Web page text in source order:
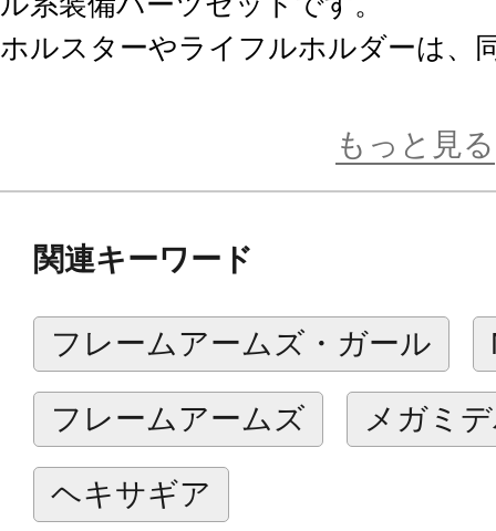
ホルスターやライフルホルダーは、
実弾系ウエポンの導入で、メガミ
■機動力優先のサブマシンガン
■ストックスタイルは各タイプから
■ガンは本製品用の新パーツを使用。
【セット内容】
・サブマシンガン：APC9タイプ×2挺
もっと見る
関連キーワード
フレームアームズ・ガール
フレームアームズ メガミ
ヘキサギア